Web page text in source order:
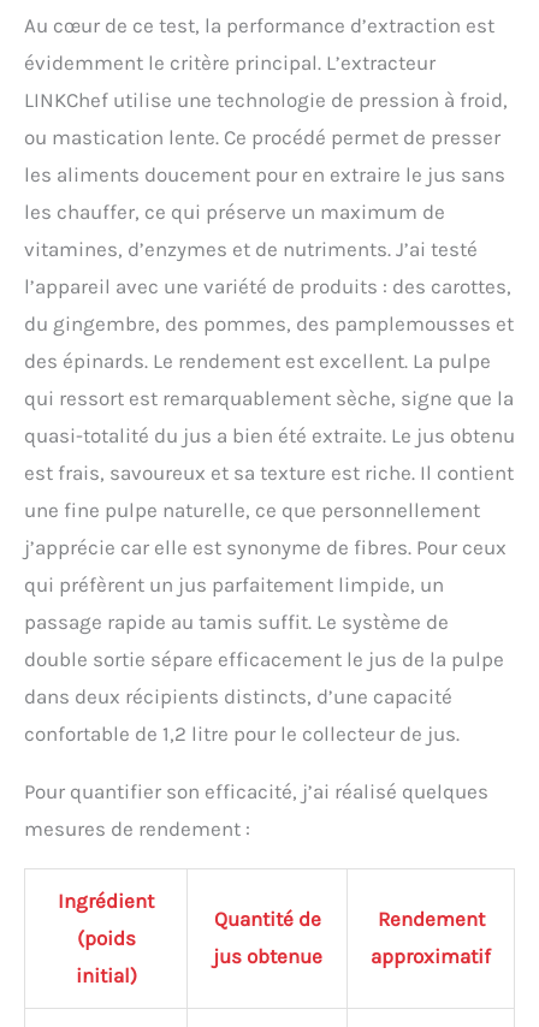
pour toute la famille.
Matériaux alimentaires
pièces en contact avec les
aliments sont fabriquées
à partir de matériaux de
qualité alimentaire, sans
BPA. Vous profitez ainsi de
jus frais dans le respect
alimentaire. Un kit complet
et prêt à l'emploi :
l'extracteur de jus
LINKChef est fourni avec
un bol à jus, un bac à
pulpe et une brosse de
nettoyage assortie. Tous
les accessoires
vous permettant de
commencer à faire des jus
de 5 ans et service client
dédié : Le LINKChef est
de 5 ans. Notre service
client reste à votre
question, et un livret de
vous inspirer au
encombrant : Grâce à son
extracteur de jus occupe
peu d'espace sur le plan de
travail et se range
Au cœur de ce test, la performance d’extraction est
évidemment le critère principal. L’extracteur
LINKChef utilise une technologie de pression à froid,
ou mastication lente. Ce procédé permet de presser
les aliments doucement pour en extraire le jus sans
les chauffer, ce qui préserve un maximum de
vitamines, d’enzymes et de nutriments. J’ai testé
l’appareil avec une variété de produits : des carottes,
du gingembre, des pommes, des pamplemousses et
des épinards. Le rendement est excellent. La pulpe
qui ressort est remarquablement sèche, signe que la
quasi-totalité du jus a bien été extraite. Le jus obtenu
est frais, savoureux et sa texture est riche. Il contient
une fine pulpe naturelle, ce que personnellement
j’apprécie car elle est synonyme de fibres. Pour ceux
qui préfèrent un jus parfaitement limpide, un
passage rapide au tamis suffit. Le système de
double sortie sépare efficacement le jus de la pulpe
dans deux récipients distincts, d’une capacité
confortable de 1,2 litre pour le collecteur de jus.
Pour quantifier son efficacité, j’ai réalisé quelques
mesures de rendement :
Ingrédient
(poids
initial)
Quantité de
jus obtenue
Rendement
approximatif